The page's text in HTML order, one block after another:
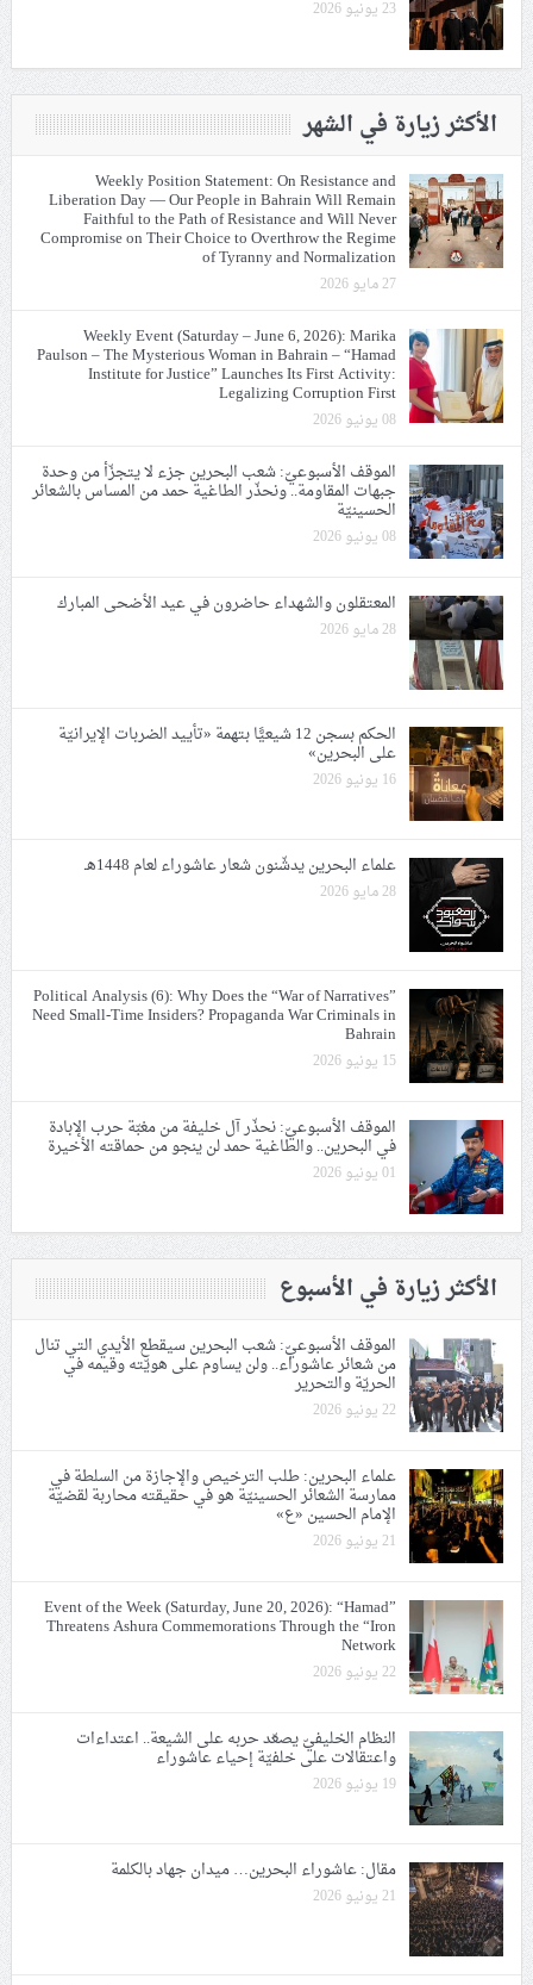
23 يونيو 2026
الأكثر زيارة في الشهر
Weekly Position Statement: On Resistance and
Liberation Day — Our People in Bahrain Will Remain
Faithful to the Path of Resistance and Will Never
Compromise on Their Choice to Overthrow the Regime
of Tyranny and Normalization
27 مايو 2026
Weekly Event (Saturday – June 6, 2026): Marika
Paulson – The Mysterious Woman in Bahrain – “Hamad
Institute for Justice” Launches Its First Activity:
Legalizing Corruption First
08 يونيو 2026
الموقف الأسبوعيّ: شعب البحرين جزء لا يتجزّأ من وحدة
جبهات المقاومة.. ونحذّر الطاغية حمد من المساس بالشعائر
الحسينيّة
08 يونيو 2026
المعتقلون والشهداء حاضرون في عيد الأضحى المبارك
28 مايو 2026
الحكم بسجن 12 شيعيًّا بتهمة «تأييد الضربات الإيرانيّة
على البحرين»
16 يونيو 2026
علماء البحرين يدشّنون شعار عاشوراء لعام 1448هـ
28 مايو 2026
Political Analysis (6): Why Does the “War of Narratives”
Need Small-Time Insiders? Propaganda War Criminals in
Bahrain
15 يونيو 2026
الموقف الأسبوعيّ: نحذّر آل خليفة من مغبّة حرب الإبادة
في البحرين.. والطاغية حمد لن ينجو من حماقته الأخيرة
01 يونيو 2026
الأكثر زيارة في الأسبوع
الموقف الأسبوعيّ: شعب البحرين سيقطع الأيدي التي تنال
من شعائر عاشوراء.. ولن يساوم على هويّته وقيمه في
الحريّة والتحرير
22 يونيو 2026
علماء البحرين: طلب الترخيص والإجازة من السلطة في
ممارسة الشعائر الحسينيّة هو في حقيقته محاربة لقضيّة
الإمام الحسين «ع»
21 يونيو 2026
Event of the Week (Saturday, June 20, 2026): “Hamad”
Threatens Ashura Commemorations Through the “Iron
Network
22 يونيو 2026
النظام الخليفيّ يصعّد حربه على الشيعة.. اعتداءات
واعتقالات على خلفيّة إحياء عاشوراء
19 يونيو 2026
مقال: عاشوراء البحرين… ميدان جهاد بالكلمة
21 يونيو 2026